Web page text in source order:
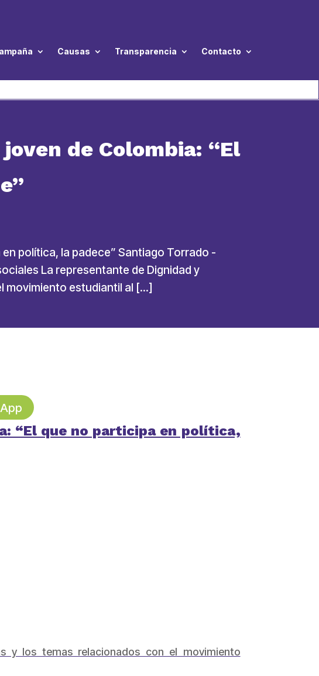
Causas Transparencia Contacto
de Colombia: “El
política, la padece” Santiago Torrado -
La representante de Dignidad y
movimiento estudiantil al […]
“El que no participa en política,
y los temas relacionados con el movimiento